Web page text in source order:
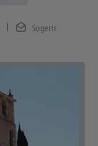
Sugerir